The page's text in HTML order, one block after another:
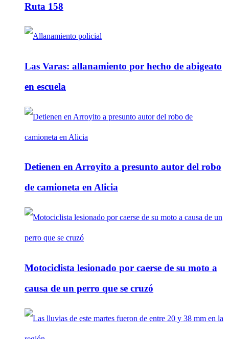
Ruta 158
Las Varas: allanamiento por hecho de abigeato
en escuela
Detienen en Arroyito a presunto autor del robo
de camioneta en Alicia
Motociclista lesionado por caerse de su moto a
causa de un perro que se cruzó